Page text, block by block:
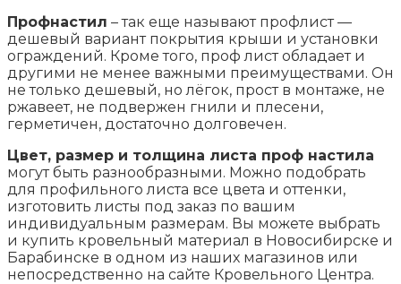
Профнастил – так еще называют профлист —
дешевый вариант покрытия крыши и установки
ограждений. Кроме того, проф лист обладает и
другими не менее важными преимуществами. Он
не только дешевый, но лёгок, прост в монтаже, не
ржавеет, не подвержен гнили и плесени,
герметичен, достаточно долговечен.
Цвет, размер и толщина листа проф настила
могут быть разнообразными. Можно подобрать
для профильного листа все цвета и оттенки,
изготовить листы под заказ по вашим
индивидуальным размерам. Вы можете выбрать
и купить кровельный материал в Новосибирске и
Барабинске в одном из наших магазинов или
непосредственно на сайте Кровельного Центра.